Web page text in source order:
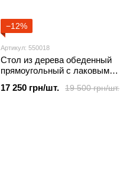
−12%
Артикул: 550018
Стол из дерева обеденный
прямоугольный с лаковым
см
19 500 грн/шт.
17 250 грн/шт.